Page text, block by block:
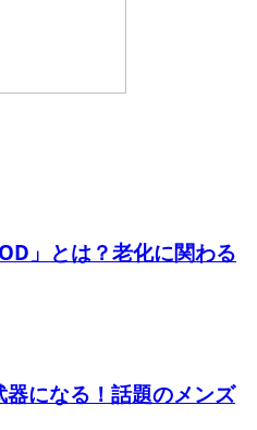
」とは？老化に関わる
になる！話題のメンズ